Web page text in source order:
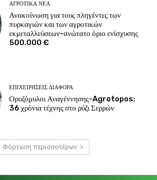
ΑΓΡΟΤΙΚΆ ΝΈΑ
Ανακοίνωση για τους πληγέντες των
πυρκαγιών και των αγροτικών
εκμεταλλεύσεων-ανώτατο όριο ενίσχυσης
500.000 €
ΕΠΙΧΕΙΡΉΣΕΙΣ ΔΙΆΦΟΡΑ
Ορυζόμυλοι Αναγέννησης-Agrotopos:
36 χρόνια τέχνης στο ρύζι Σερρών
Φόρτωση περισσοτέρων